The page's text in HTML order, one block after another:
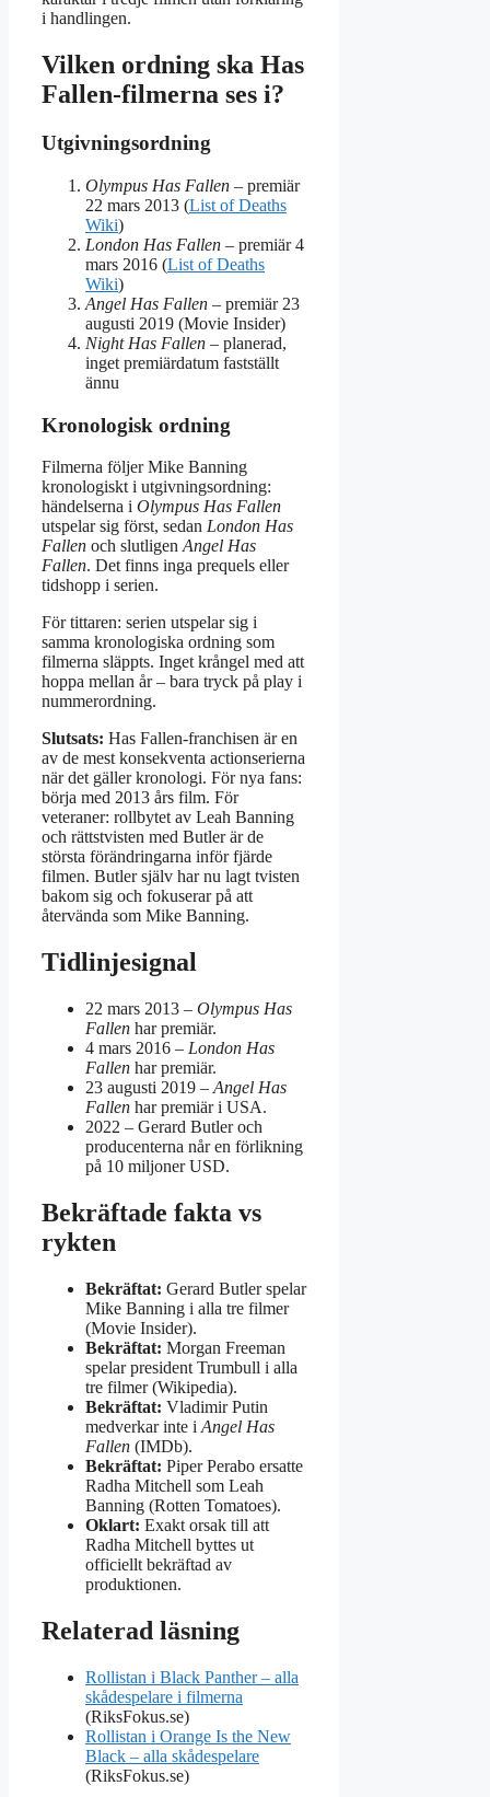
i handlingen.
Vilken ordning ska Has
Fallen-filmerna ses i?
Utgivningsordning
Olympus Has Fallen – premiär
22 mars 2013 (List of Deaths
Wiki)
London Has Fallen – premiär 4
mars 2016 (List of Deaths
Wiki)
Angel Has Fallen – premiär 23
augusti 2019 (Movie Insider)
Night Has Fallen – planerad,
inget premiärdatum fastställt
ännu
Kronologisk ordning
Filmerna följer Mike Banning
kronologiskt i utgivningsordning:
händelserna i Olympus Has Fallen
utspelar sig först, sedan London Has
Fallen och slutligen Angel Has
Fallen. Det finns inga prequels eller
tidshopp i serien.
För tittaren: serien utspelar sig i
samma kronologiska ordning som
filmerna släppts. Inget krångel med att
hoppa mellan år – bara tryck på play i
nummerordning.
Slutsats: Has Fallen-franchisen är en
av de mest konsekventa actionserierna
när det gäller kronologi. För nya fans:
börja med 2013 års film. För
veteraner: rollbytet av Leah Banning
och rättstvisten med Butler är de
största förändringarna inför fjärde
filmen. Butler själv har nu lagt tvisten
bakom sig och fokuserar på att
återvända som Mike Banning.
Tidlinjesignal
22 mars 2013 – Olympus Has
Fallen har premiär.
4 mars 2016 – London Has
Fallen har premiär.
23 augusti 2019 – Angel Has
Fallen har premiär i USA.
2022 – Gerard Butler och
producenterna når en förlikning
på 10 miljoner USD.
Bekräftade fakta vs
rykten
Bekräftat: Gerard Butler spelar
Mike Banning i alla tre filmer
(Movie Insider).
Bekräftat: Morgan Freeman
spelar president Trumbull i alla
tre filmer (Wikipedia).
Bekräftat: Vladimir Putin
medverkar inte i Angel Has
Fallen (IMDb).
Bekräftat: Piper Perabo ersatte
Radha Mitchell som Leah
Banning (Rotten Tomatoes).
Oklart: Exakt orsak till att
Radha Mitchell byttes ut
officiellt bekräftad av
produktionen.
Relaterad läsning
Rollistan i Black Panther – alla
skådespelare i filmerna
(RiksFokus.se)
Rollistan i Orange Is the New
Black – alla skådespelare
(RiksFokus.se)